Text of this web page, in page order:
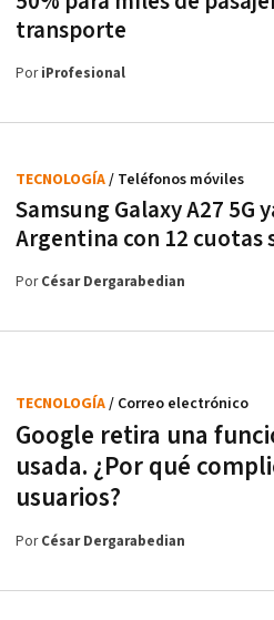
transporte
PoriProfesional
Samsung Galaxy A27 5G
Argentina con 12 cuotas
TECNOLOGÍA/ Teléfonos móviles
PorCésar Dergarabedian
Google retira una
usada. ¿Por qué
usuarios?
TECNOLOGÍA/ Correo electrónico
PorCésar Dergarabedian